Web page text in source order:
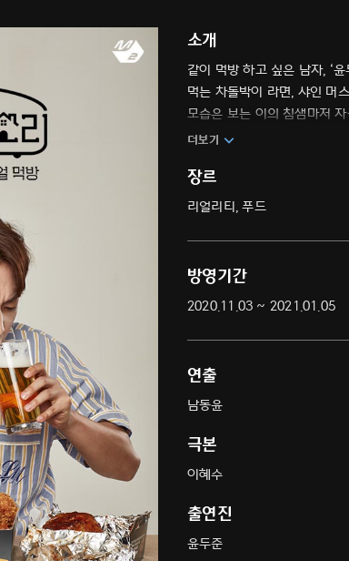
소개
같이 먹방 하고 싶은 남자, ‘
먹는 차돌박이 라면, 샤인 머
모습은 보는 이의 침샘마저
더보기
장르
리얼리티, 푸드
방영기간
2020.11.03 ~ 2021.01.05
연출
남동윤
극본
이혜수
출연진
윤두준